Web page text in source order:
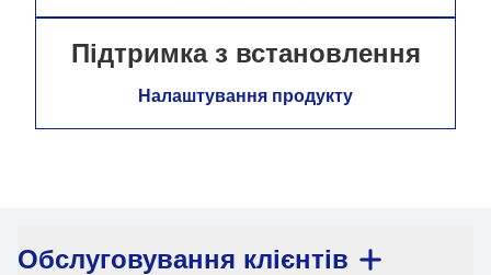
Підтримка з встановлення
Налаштування продукту
Обслуговування клієнтів